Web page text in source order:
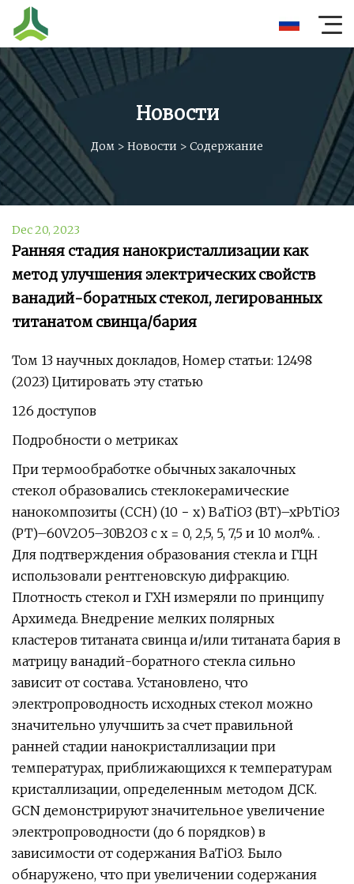
Новости
Дом > Новости > Содержание
Dec 20, 2023
Ранняя стадия нанокристаллизации как
метод улучшения электрических свойств
ванадий-боратных стекол, легированных
титанатом свинца/бария
Том 13 научных докладов, Номер статьи: 12498
(2023) Цитировать эту статью
126 доступов
Подробности о метриках
При термообработке обычных закалочных
стекол образовались стеклокерамические
нанокомпозиты (ССН) (10 − x) BaTiO3 (BT)–xPbTiO3
(PT)–60V2O5–30B2O3 с x = 0, 2,5, 5, 7,5 и 10 мол%. .
Для подтверждения образования стекла и ГЦН
использовали рентгеновскую дифракцию.
Плотность стекол и ГХН измеряли по принципу
Архимеда. Внедрение мелких полярных
кластеров титаната свинца и/или титаната бария в
матрицу ванадий-боратного стекла сильно
зависит от состава. Установлено, что
электропроводность исходных стекол можно
значительно улучшить за счет правильной
ранней стадии нанокристаллизации при
температурах, приближающихся к температурам
кристаллизации, определенным методом ДСК.
GCN демонстрируют значительное увеличение
электропроводности (до 6 порядков) в
зависимости от содержания BaTiO3. Было
обнаружено, что при увеличении содержания